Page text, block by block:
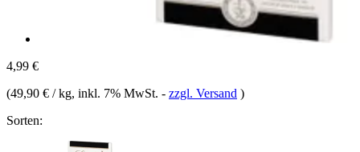
4,99 €
(49,90 € / kg, inkl. 7% MwSt. - zzgl. Versand )
Sorten: